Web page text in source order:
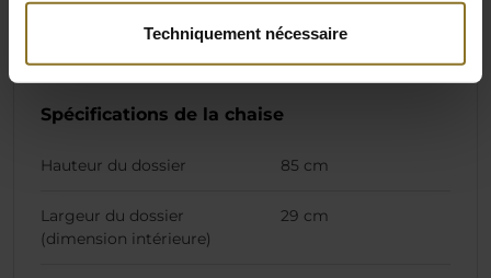
Techniquement nécessaire
18,75 kg
Spécifications de la chaise
Hauteur du dossier 85 cm
Largeur du dossier
(dimension intérieure)
29 cm